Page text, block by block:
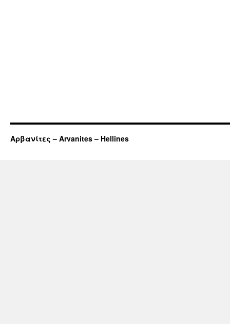
Αρβανίτες – Arvanites – Hellines